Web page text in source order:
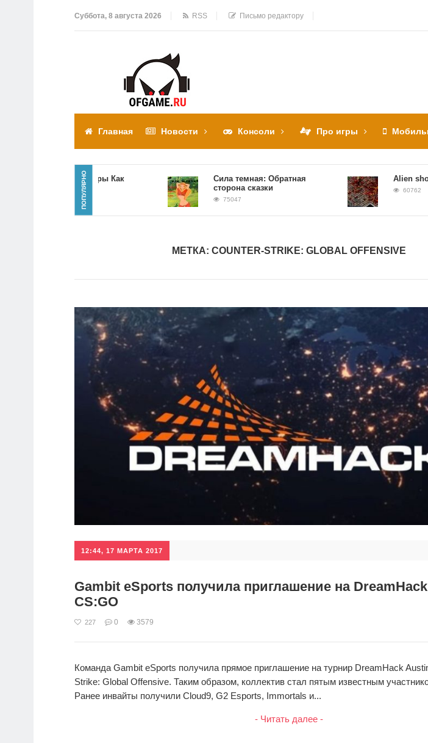
Суббота, 8 августа 2026 RSS Письмо редактору
Главная Новости Консоли Про игры
ПОПУЛЯРНО
Прохождение игры Как
Сила темная: Обратная
сторона сказки
75047
Alien shooter
60762
МЕТКА: COUNTER-STRIKE: GLOBAL OFFENSIVE
12:44, 17 МАРТА 2017
Gambit eSports получила приглашение на
CS:GO
227 0 3579
Команда Gambit eSports получила прямое приглашение на турнир DreamHack
Strike: Global Offensive. Таким образом, коллектив стал пятым известным
Ранее инвайты получили Cloud9, G2 Esports, Immortals и...
- Читать далее -